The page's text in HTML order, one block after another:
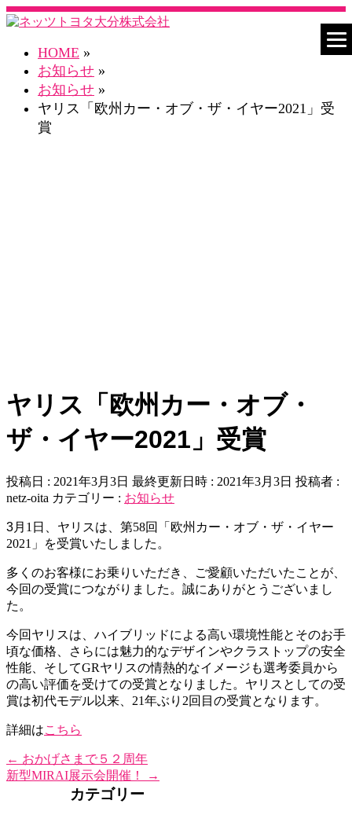
HOME »
お知らせ »
お知らせ »
ヤリス「欧州カー・オブ・ザ・イヤー2021」受
賞
ヤリス「欧州カー・オブ・
ザ・イヤー2021」受賞
投稿日 : 2021年3月3日 最終更新日時 : 2021年3月3日 投稿者 :
netz-oita カテゴリー : お知らせ
3月1日、ヤリスは、第58回「欧州カー・オブ・ザ・イヤー
2021」を受賞いたしました。
多くのお客様にお乗りいただき、ご愛顧いただいたことが、
今回の受賞につながりました。誠にありがとうございまし
た。
今回ヤリスは、ハイブリッドによる高い環境性能とそのお手
頃な価格、さらには魅力的なデザインやクラストップの安全
性能、そしてGRヤリスの情熱的なイメージも選考委員から
の高い評価を受けての受賞となりました。ヤリスとしての受
賞は初代モデル以来、21年ぶり2回目の受賞となります。
詳細はこちら
← おかげさまで５２周年
新型MIRAI展示会開催！
→
カテゴリー